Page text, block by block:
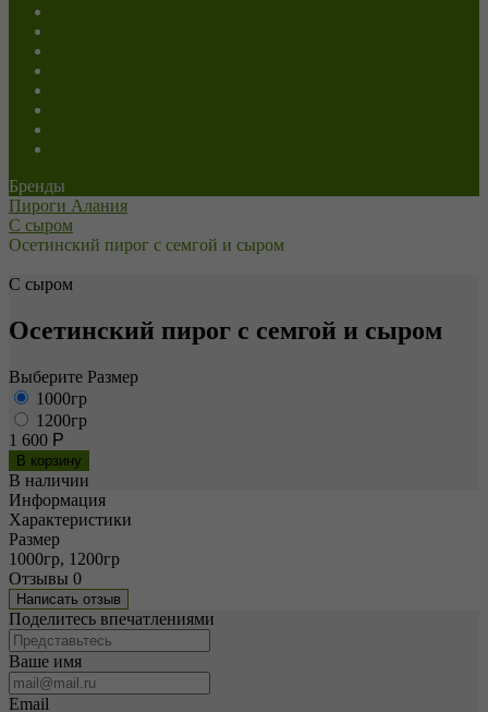
Бренды
Пироги Алания
С сыром
Осетинский пирог с семгой и сыром
С сыром
Осетинский пирог с семгой и сыром
Выберите Размер
1000гр
1200гр
1 600 Р
В наличии
Информация
Характеристики
Размер
1000гр, 1200гр
Отзывы 0
Написать отзыв
Поделитесь впечатлениями
Ваше имя
Email